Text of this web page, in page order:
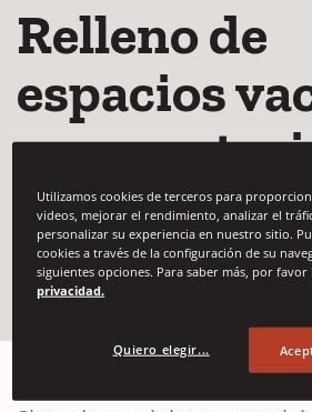
Relleno de
espacios
para
Contactar con
Utilizamos cookies de terceros para
videos, mejorar el rendimiento, analizar el
personalizar su experiencia en nuestro sitio.
cookies a través de la configuración de su
siguientes opciones. Para saber más, por favor
privacidad.
Quiero elegir...